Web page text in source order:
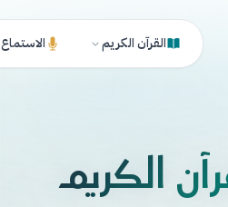
القرآن الكريم الاستماع
الكريم